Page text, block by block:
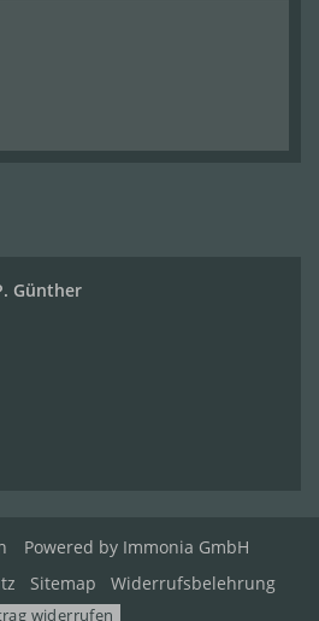
Günther
Powered by Immonia GmbH
Sitemap Widerrufsbelehrung
widerrufen